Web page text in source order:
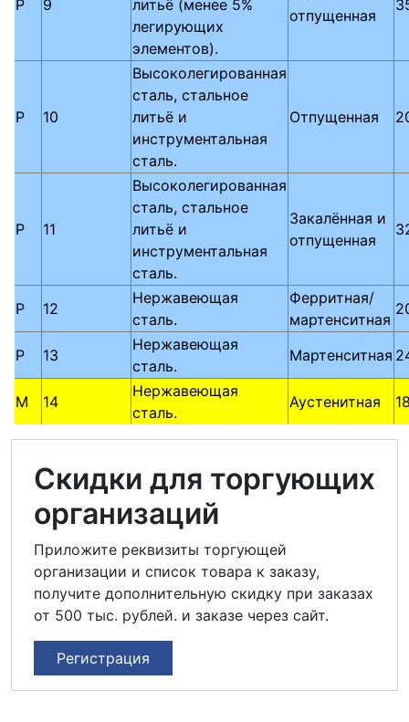
P 9
литьё (менее 5%
легирующих
элементов).
отпущенная
P 10
Высоколегированная
сталь, стальное
литьё и
инструментальная
сталь.
Отпущенная
P 11
Высоколегированная
сталь, стальное
литьё и
инструментальная
сталь.
Закалённая и
отпущенная
P 12
Нержавеющая
сталь.
Ферритная/
мартенситная
P 13
Нержавеющая
сталь.
Мартенситная
M 14
Нержавеющая
сталь.
Аустенитная
Скидки для торгующих
организаций
Приложите реквизиты торгующей
организации и список товара к заказу,
получите дополнительную скидку при заказах
от 500 тыс. рублей. и заказе через сайт.
Регистрация